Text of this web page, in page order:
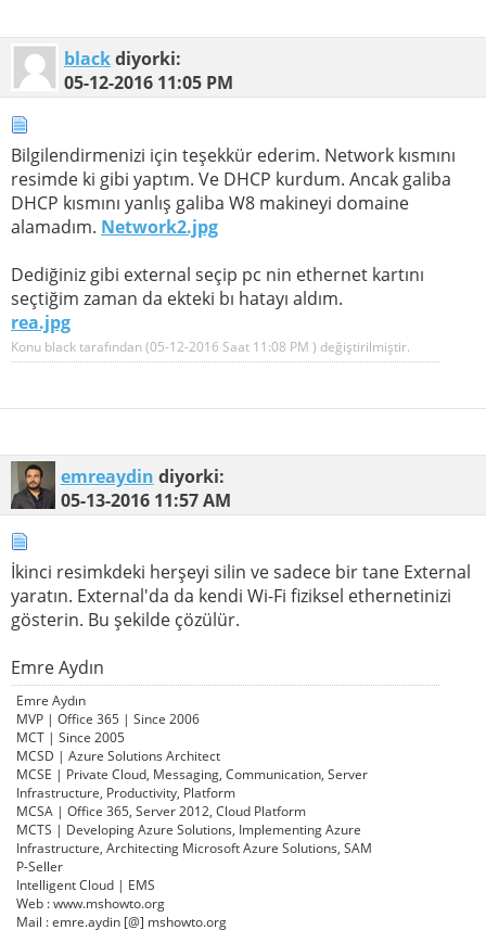
blackdiyorki:
05-12-2016 11:05 PM
Bilgilendirmenizi için teşekkür ederim. Network kısmını
resimde ki gibi yaptım. Ve DHCP kurdum. Ancak galiba
DHCP kısmını yanlış galiba W8 makineyi domaine
alamadım. Network2.jpg
Dediğiniz gibi external seçip pc nin ethernet kartını
seçtiğim zaman da ekteki bı hatayı aldım.
rea.jpg
Konu black tarafından (05-12-2016 Saat 11:08 PM ) değiştirilmiştir.
emreaydin diyorki:
05-13-2016 11:57 AM
İkinci resimkdeki herşeyi silin ve sadece bir tane External
yaratın. External'da da kendi Wi-Fi fiziksel ethernetinizi
gösterin. Bu şekilde çözülür.
Emre Aydın
Emre Aydın
MVP | Office 365 | Since 2006
MCT | Since 2005
MCSD | Azure Solutions Architect
MCSE | Private Cloud, Messaging, Communication, Server
Infrastructure, Productivity, Platform
MCSA | Office 365, Server 2012, Cloud Platform
MCTS | Developing Azure Solutions, Implementing Azure
Infrastructure, Architecting Microsoft Azure Solutions, SAM
P-Seller
Intelligent Cloud | EMS
Web : www.mshowto.org
Mail : emre.aydin [@] mshowto.org